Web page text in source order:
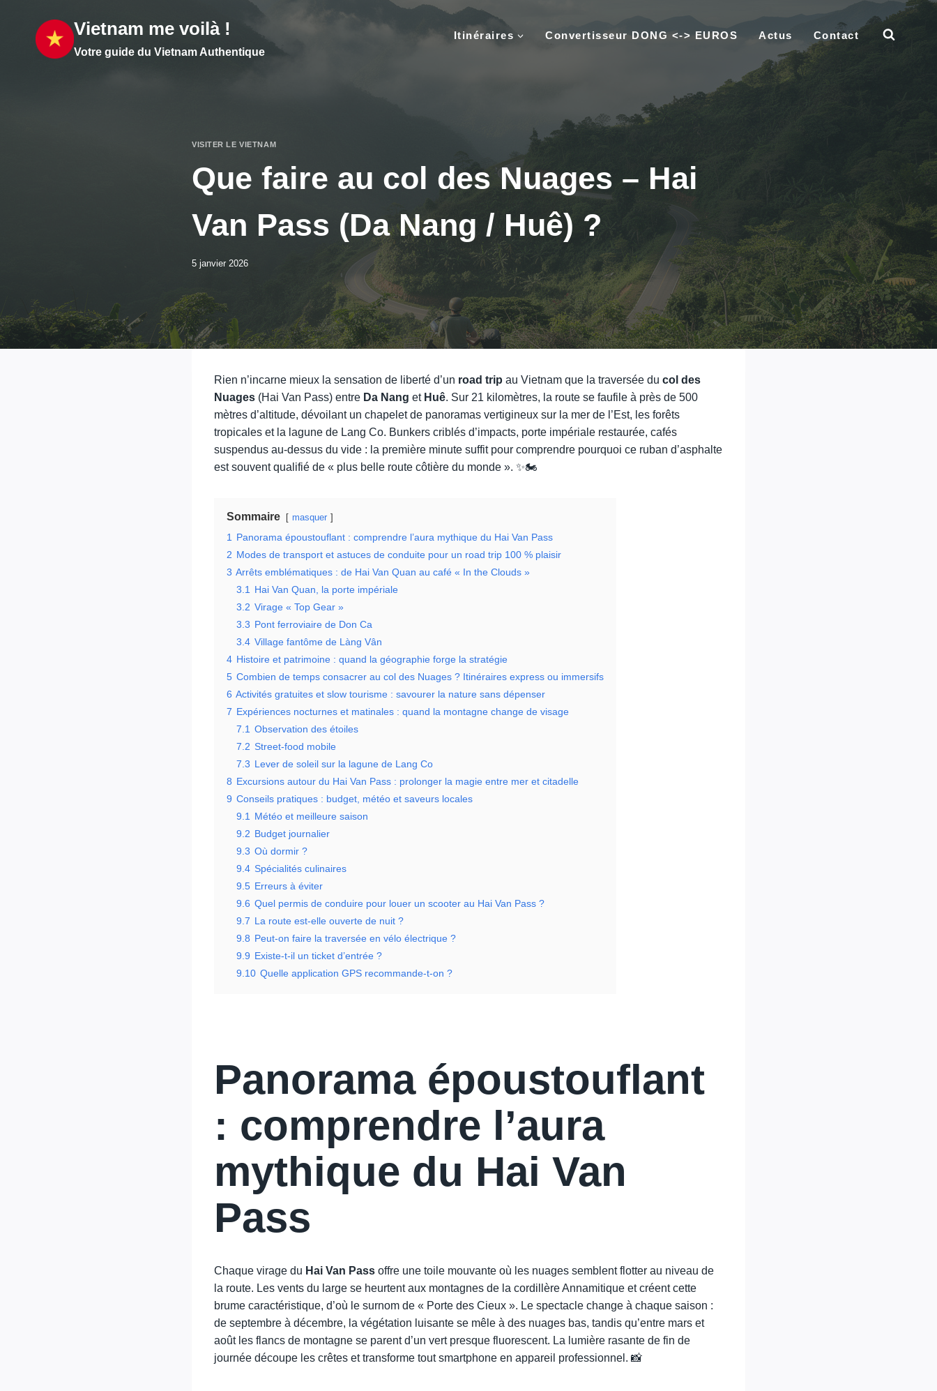
contenu
Vietnam me voilà !
Votre guide du Vietnam Authentique
Itinéraires Convertisseur DONG <-> EUROS Actus Contact
VISITER LE VIETNAM
Que faire au col des Nuages – Hai
Van Pass (Da Nang / Huê) ?
5 janvier 2026
Rien n’incarne mieux la sensation de liberté d’un road trip au Vietnam que la traversée du col des
Nuages (Hai Van Pass) entre Da Nang et Huê. Sur 21 kilomètres, la route se faufile à près de 500
mètres d’altitude, dévoilant un chapelet de panoramas vertigineux sur la mer de l’Est, les forêts
tropicales et la lagune de Lang Co. Bunkers criblés d’impacts, porte impériale restaurée, cafés
suspendus au-dessus du vide : la première minute suffit pour comprendre pourquoi ce ruban d’asphalte
est souvent qualifié de « plus belle route côtière du monde ». ✨🏍️
Sommaire masquer
1
Panorama époustouflant : comprendre l’aura mythique du Hai Van Pass
2 Modes de transport et astuces de conduite pour un road trip 100 % plaisir
3 Arrêts emblématiques : de Hai Van Quan au café « In the Clouds »
3.1
Hai Van Quan, la porte impériale
3.2 Virage « Top Gear »
3.3 Pont ferroviaire de Don Ca
3.4 Village fantôme de Làng Vân
4 Histoire et patrimoine : quand la géographie forge la stratégie
5 Combien de temps consacrer au col des Nuages ? Itinéraires express ou immersifs
6 Activités gratuites et slow tourisme : savourer la nature sans dépenser
7 Expériences nocturnes et matinales : quand la montagne change de visage
7.1 Observation des étoiles
7.2 Street-food mobile
7.3 Lever de soleil sur la lagune de Lang Co
8 Excursions autour du Hai Van Pass : prolonger la magie entre mer et citadelle
9 Conseils pratiques : budget, météo et saveurs locales
9.1
Météo et meilleure saison
9.2 Budget journalier
9.3 Où dormir ?
9.4 Spécialités culinaires
9.5 Erreurs à éviter
9.6 Quel permis de conduire pour louer un scooter au Hai Van Pass ?
9.7 La route est-elle ouverte de nuit ?
9.8 Peut-on faire la traversée en vélo électrique ?
9.9 Existe-t-il un ticket d’entrée ?
9.10 Quelle application GPS recommande-t-on ?
Panorama époustouflant
: comprendre l’aura
mythique du Hai Van
Pass
Chaque virage du Hai Van Pass offre une toile mouvante où les nuages semblent flotter au niveau de
la route. Les vents du large se heurtent aux montagnes de la cordillère Annamitique et créent cette
brume caractéristique, d’où le surnom de « Porte des Cieux ». Le spectacle change à chaque saison :
de septembre à décembre, la végétation luisante se mêle à des nuages bas, tandis qu’entre mars et
août les flancs de montagne se parent d’un vert presque fluorescent. La lumière rasante de fin de
journée découpe les crêtes et transforme tout smartphone en appareil professionnel. 📸